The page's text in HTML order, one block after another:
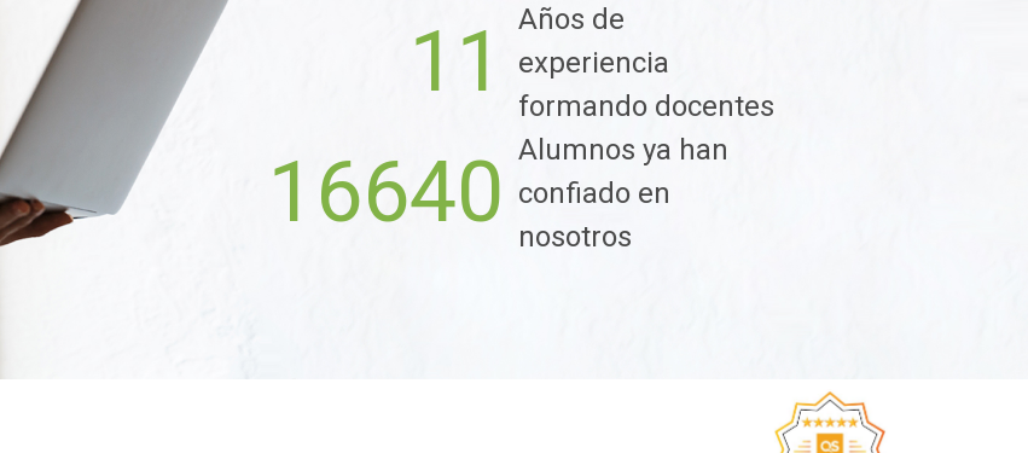
11
Años de
experiencia
formando docentes
16640 Alumnos ya han
confiado en
nosotros